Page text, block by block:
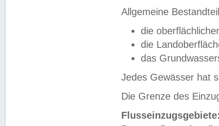
Allgemeine
die
die
das
Jedes Gewässer hat
Die Grenze des